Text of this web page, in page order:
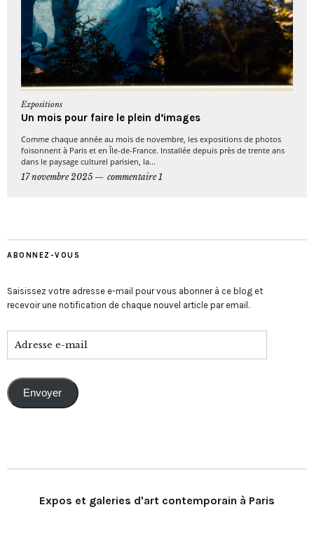
Expositions
Un mois pour faire le plein d’images
Comme chaque année au mois de novembre, les expositions de photos
foisonnent à Paris et en Île-de-France. Installée depuis près de trente ans
dans le paysage culturel parisien, la...
17 novembre 2025
commentaire 1
ABONNEZ-VOUS
Saisissez votre adresse e-mail pour vous abonner à ce blog et
recevoir une notification de chaque nouvel article par email.
Envoyer
Expos et galeries d'art contemporain à Paris